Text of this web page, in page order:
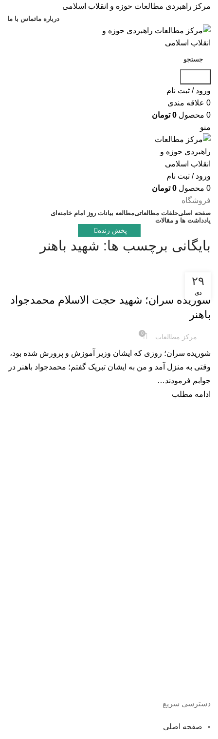
مرکز راهبردی مطالعات حوزه و انقلاب اسلامی
درباره ماتماس با ما
ورود / ثبت نام
0 علاقه مندی
0 محصول 0 تومان
منو
ورود / ثبت نام
0 محصول 0 تومان
فروشگاه
صفحه اصلیحلقات مطالعاتیمطالعه بیانات روز امام خامنه‌ای
یادداشت ها و مقالات
پخش زنده
بایگانی برچسب ها: شهید باهنر
۲۹
دی
کلیپ
شوریده سران؛ شهید حجت الاسلام محمد‌جواد
باهنر
مرکز مطالعات 0
شوریده سران؛ روزی که ایشان وزیر آموزش و پرورش شده بود،
وقتی به منزل آمد و من به ایشان تبریک گفتم؛ محمدجواد باهنر در
جوابم فرمودند…
ادامه مطلب
دسترسی سریع
صفحه اصلی